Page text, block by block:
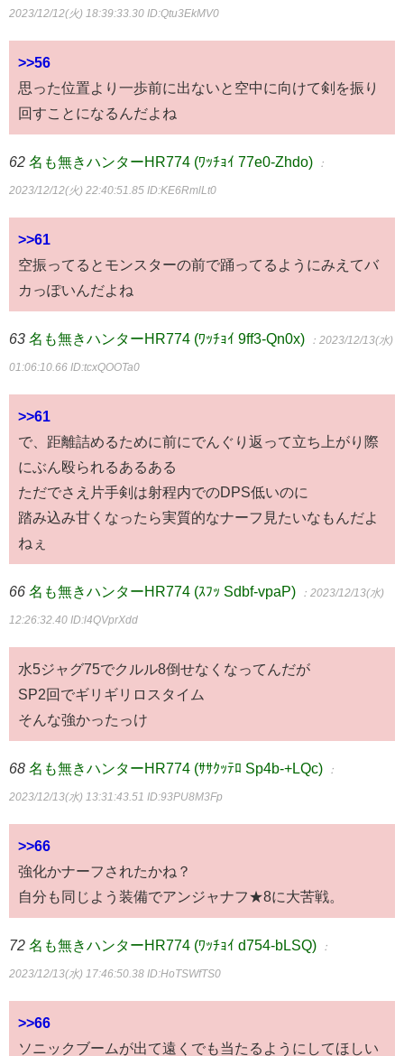
2023/12/12(火) 18:39:33.30 ID:Qtu3EkMV0
>>56
思った位置より一歩前に出ないと空中に向けて剣を振り
回すことになるんだよね
62 名も無きハンターHR774 (ﾜｯﾁｮｲ 77e0-Zhdo) ：
2023/12/12(火) 22:40:51.85 ID:KE6RmlLt0
>>61
空振ってるとモンスターの前で踊ってるようにみえてバ
カっぽいんだよね
63 名も無きハンターHR774 (ﾜｯﾁｮｲ 9ff3-Qn0x) ：2023/12/13(水)
01:06:10.66 ID:tcxQOOTa0
>>61
で、距離詰めるために前にでんぐり返って立ち上がり際
にぶん殴られるあるある
ただでさえ片手剣は射程内でのDPS低いのに
踏み込み甘くなったら実質的なナーフ見たいなもんだよ
ねぇ
66 名も無きハンターHR774 (ｽﾌｯ Sdbf-vpaP) ：2023/12/13(水)
12:26:32.40 ID:l4QVprXdd
水5ジャグ75でクルル8倒せなくなってんだが
SP2回でギリギリロスタイム
そんな強かったっけ
68 名も無きハンターHR774 (ｻｻｸｯﾃﾛ Sp4b-+LQc) ：
2023/12/13(水) 13:31:43.51 ID:93PU8M3Fp
>>66
強化かナーフされたかね？
自分も同じよう装備でアンジャナフ★8に大苦戦。
72 名も無きハンターHR774 (ﾜｯﾁｮｲ d754-bLSQ) ：
2023/12/13(水) 17:46:50.38 ID:HoTSWfTS0
>>66
ソニックブームが出て遠くでも当たるようにしてほしい